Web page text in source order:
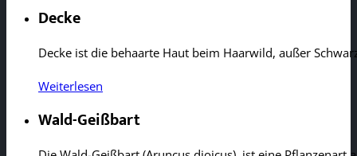
Decke
Decke ist die behaarte Haut beim Haarwild, außer
Weiterlesen
Wald-Geißbart